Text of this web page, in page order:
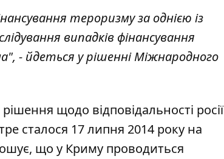
тероризму за однією із
випадків фінансування
- йдеться у рішенні Міжнародного
щодо відповідальності росії
сталося 17 липня 2014 року на
що у Криму проводиться